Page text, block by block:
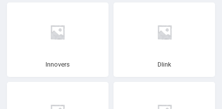
Dlink
Innovers